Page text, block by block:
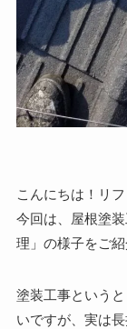
こんにちは！リ
今回は、屋根塗
理」の様子をご紹
塗装工事という
いですが、実は